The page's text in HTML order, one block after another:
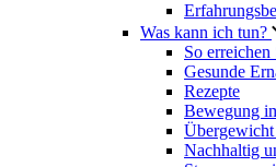
Was kann ich tun?
So
Gesunde
Rezepte
Bewegung
Nachhaltig